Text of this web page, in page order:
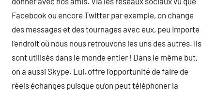
Facebook ou encore Twitter par exemple, on change
des messages et des tournages avec eux, peu importe
l’endroit où nous nous retrouvons les uns des autres. Ils
sont utilisés dans le monde entier ! Dans le même but,
on a aussi Skype. Lui, offre l’opportunité de faire de
réels échanges puisque qu’on peut téléphoner la